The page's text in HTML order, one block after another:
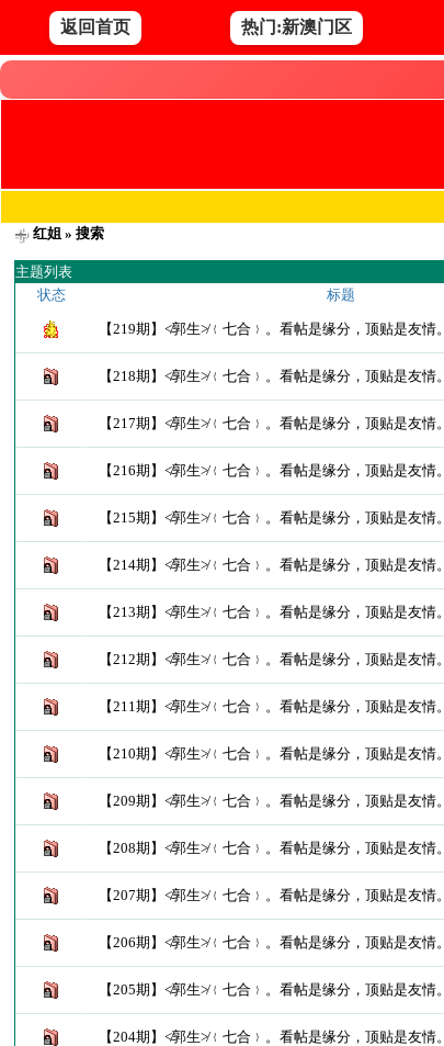
返回首页 热门:新澳门区
红姐 » 搜索
主题列表
状态
标题
【219期】≮郭生≯﹛七合﹜。看帖是缘分，顶贴是友情。
【218期】≮郭生≯﹛七合﹜。看帖是缘分，顶贴是友情。
【217期】≮郭生≯﹛七合﹜。看帖是缘分，顶贴是友情。
【216期】≮郭生≯﹛七合﹜。看帖是缘分，顶贴是友情。
【215期】≮郭生≯﹛七合﹜。看帖是缘分，顶贴是友情。
【214期】≮郭生≯﹛七合﹜。看帖是缘分，顶贴是友情。
【213期】≮郭生≯﹛七合﹜。看帖是缘分，顶贴是友情。
【212期】≮郭生≯﹛七合﹜。看帖是缘分，顶贴是友情。
【211期】≮郭生≯﹛七合﹜。看帖是缘分，顶贴是友情。
【210期】≮郭生≯﹛七合﹜。看帖是缘分，顶贴是友情。
【209期】≮郭生≯﹛七合﹜。看帖是缘分，顶贴是友情。
【208期】≮郭生≯﹛七合﹜。看帖是缘分，顶贴是友情。
【207期】≮郭生≯﹛七合﹜。看帖是缘分，顶贴是友情。
【206期】≮郭生≯﹛七合﹜。看帖是缘分，顶贴是友情。
【205期】≮郭生≯﹛七合﹜。看帖是缘分，顶贴是友情。
【204期】≮郭生≯﹛七合﹜。看帖是缘分，顶贴是友情。